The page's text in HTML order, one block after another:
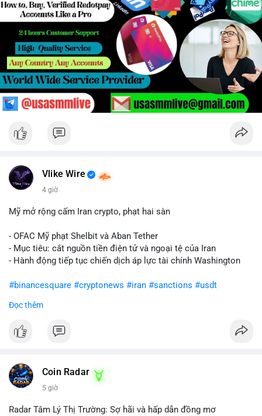
Vlike Wire
4 giờ
Mỹ mở rộng cấm Iran crypto, phạt hai sàn
- OFAC Mỹ phạt Shelbit và Aban Tether
- Mục tiêu: cắt nguồn tiền điện tử và ngoại tệ của Iran
- Hành động tiếp tục chiến dịch áp lực tài chính Washington
#binancesquare #cryptonews #iran #sanctions #usdt
$usdt
#vlikevn #titanbot
Đọc thêm
Coin Radar
5 giờ
Radar Tâm Lý Thị Trường: Sợ hãi và hấp dẫn đồng mơ